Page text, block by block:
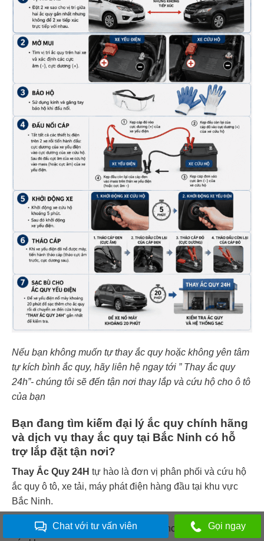
Nếu bạn không muốn tự thay ắc quy hoặc không yên tâm
tự kích bình ắc quy, hãy liên hệ ngay tới ” Thay ắc quy
24h”- chúng tôi sẽ đến tận nơi thay lắp và cứu hộ cho ô tô
của bạn
Bạn đang tìm kiếm đại lý ắc quy chính hãng
và dịch vụ thay ắc quy tại Bắc Ninh có hỗ
trợ lắp đặt tận nơi?
Thay Ắc Quy 24H tự hào là đơn vị phân phối và cứu hộ
ắc quy ô tô, xe tải, máy phát điện hàng đầu tại khu vực
Bắc Ninh.
chúng tôi cam kết dịch vụ lắp đặt tận nơi 24/7 tại tất cả
Chat với tư vấn viên Gọi ngay